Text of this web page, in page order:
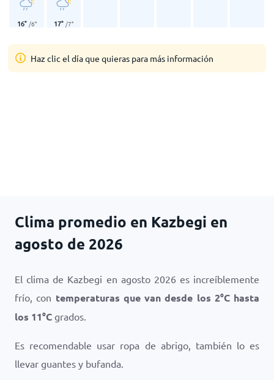
16° /6° 17° /7°
Haz clic el día que quieras para más información
Clima promedio en Kazbegi en
agosto de 2026
El clima de Kazbegi en agosto 2026 es increíblemente
frío, con temperaturas que van desde los 2°Chasta
los 11°C grados.
Es recomendable usar ropa de abrigo, también lo es
llevar guantes y bufanda.